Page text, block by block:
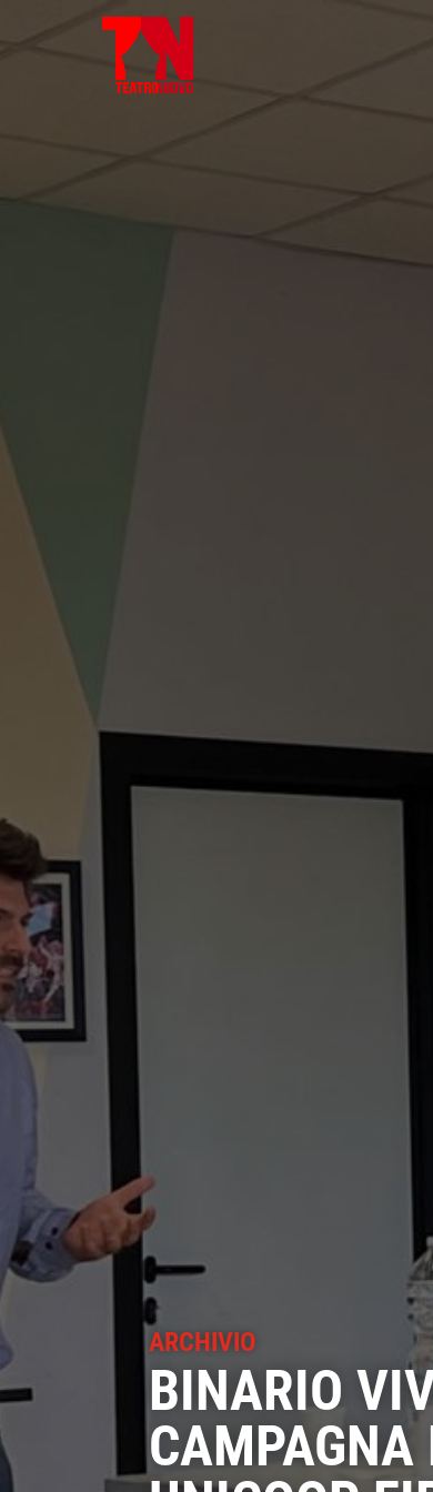
ARCHIVIO
BINARIO
CAMPAGNA